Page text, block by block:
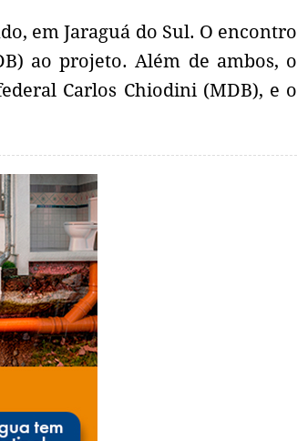
em Jaraguá do Sul. O encontro
ao projeto. Além de ambos, o
Carlos Chiodini (MDB), e o